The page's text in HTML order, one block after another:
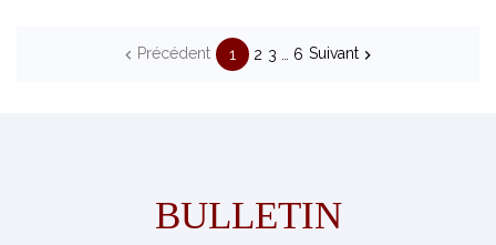
 Précédent 1 2 3 6 Suivant
BULLETIN